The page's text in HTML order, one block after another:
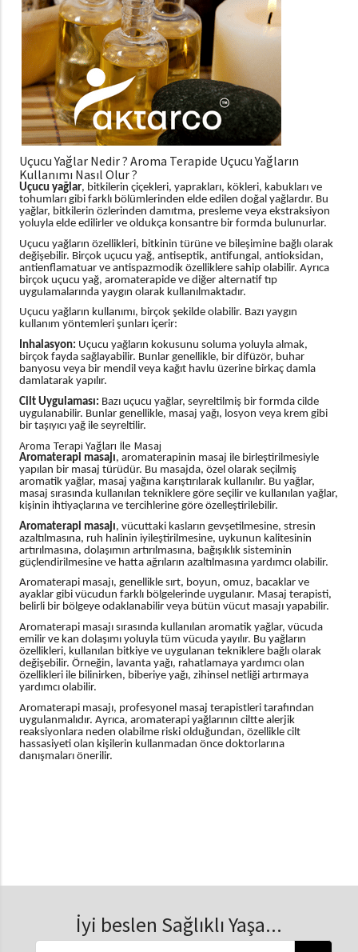
Uçucu Yağlar Nedir ? Aroma Terapide Uçucu Yağların
Kullanımı Nasıl Olur ?
Uçucu yağlar, bitkilerin çiçekleri, yaprakları, kökleri, kabukları ve
tohumları gibi farklı bölümlerinden elde edilen doğal yağlardır. Bu
yağlar, bitkilerin özlerinden damıtma, presleme veya ekstraksiyon
yoluyla elde edilirler ve oldukça konsantre bir formda bulunurlar.
Uçucu yağların özellikleri, bitkinin türüne ve bileşimine bağlı olarak
değişebilir. Birçok uçucu yağ, antiseptik, antifungal, antioksidan,
antienflamatuar ve antispazmodik özelliklere sahip olabilir. Ayrıca
birçok uçucu yağ, aromaterapide ve diğer alternatif tıp
uygulamalarında yaygın olarak kullanılmaktadır.
Uçucu yağların kullanımı, birçok şekilde olabilir. Bazı yaygın
kullanım yöntemleri şunları içerir:
Inhalasyon: Uçucu yağların kokusunu soluma yoluyla almak,
birçok fayda sağlayabilir. Bunlar genellikle, bir difüzör, buhar
banyosu veya bir mendil veya kağıt havlu üzerine birkaç damla
damlatarak yapılır.
Cilt Uygulaması: Bazı uçucu yağlar, seyreltilmiş bir formda cilde
uygulanabilir. Bunlar genellikle, masaj yağı, losyon veya krem gibi
bir taşıyıcı yağ ile seyreltilir.
Aroma Terapi Yağları İle Masaj
Aromaterapi masajı, aromaterapinin masaj ile birleştirilmesiyle
yapılan bir masaj türüdür. Bu masajda, özel olarak seçilmiş
aromatik yağlar, masaj yağına karıştırılarak kullanılır. Bu yağlar,
masaj sırasında kullanılan tekniklere göre seçilir ve kullanılan yağlar,
kişinin ihtiyaçlarına ve tercihlerine göre özelleştirilebilir.
Aromaterapi masajı, vücuttaki kasların gevşetilmesine, stresin
azaltılmasına, ruh halinin iyileştirilmesine, uykunun kalitesinin
artırılmasına, dolaşımın artırılmasına, bağışıklık sisteminin
güçlendirilmesine ve hatta ağrıların azaltılmasına yardımcı olabilir.
Aromaterapi masajı, genellikle sırt, boyun, omuz, bacaklar ve
ayaklar gibi vücudun farklı bölgelerinde uygulanır. Masaj terapisti,
belirli bir bölgeye odaklanabilir veya bütün vücut masajı yapabilir.
Aromaterapi masajı sırasında kullanılan aromatik yağlar, vücuda
emilir ve kan dolaşımı yoluyla tüm vücuda yayılır. Bu yağların
özellikleri, kullanılan bitkiye ve uygulanan tekniklere bağlı olarak
değişebilir. Örneğin, lavanta yağı, rahatlamaya yardımcı olan
özellikleri ile bilinirken, biberiye yağı, zihinsel netliği artırmaya
yardımcı olabilir.
Aromaterapi masajı, profesyonel masaj terapistleri tarafından
uygulanmalıdır. Ayrıca, aromaterapi yağlarının ciltte alerjik
reaksiyonlara neden olabilme riski olduğundan, özellikle cilt
hassasiyeti olan kişilerin kullanmadan önce doktorlarına
danışmaları önerilir.
İyi beslen Sağlıklı Yaşa...